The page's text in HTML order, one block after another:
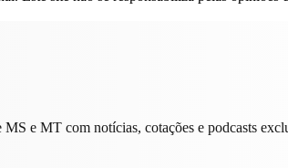
e MT com notícias, cotações e podcasts